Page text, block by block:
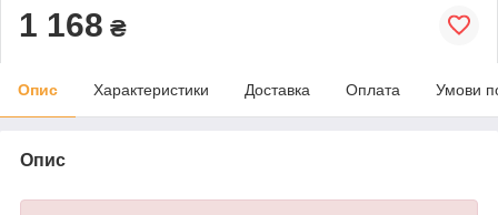
1 168 ₴
Опис Характеристики Доставка Оплата Умови
Опис